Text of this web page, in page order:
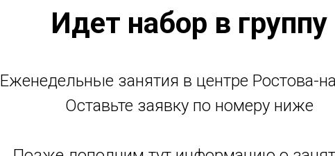
Идет набор в группу
Еженедельные занятия в центре Ростова-
Оставьте заявку по номеру ниже